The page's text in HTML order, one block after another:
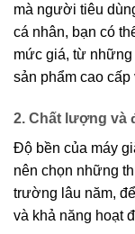
mà người tiêu
cá nhân, bạn có
mức giá, từ
sản phẩm cao
2. Chất lượng và
Độ bền của máy
nên chọn những
trường lâu năm,
và khả năng hoạt